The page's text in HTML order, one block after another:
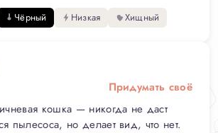
Чёрный Низкая Хищный
Придумать своё
кошка — никогда не даст
пылесоса, но делает вид, что нет.